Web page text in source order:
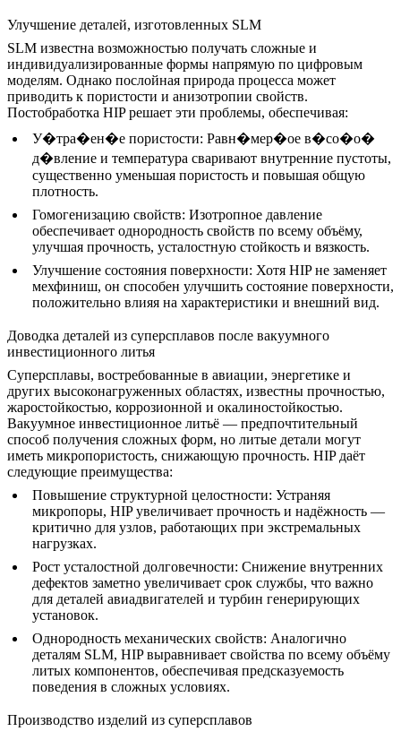
Улучшение деталей, изготовленных SLM
SLM известна возможностью получать сложные и
индивидуализированные формы напрямую по цифровым
моделям. Однако послойная природа процесса может
приводить к пористости и анизотропии свойств.
Постобработка HIP решает эти проблемы, обеспечивая:
У�тра�ен�е пористости: Равн�мер�ое в�со�о�
д�вление и температура сваривают внутренние пустоты,
существенно уменьшая пористость и повышая общую
плотность.
Гомогенизацию свойств: Изотропное давление
обеспечивает однородность свойств по всему объёму,
улучшая прочность, усталостную стойкость и вязкость.
Улучшение состояния поверхности: Хотя HIP не заменяет
мехфиниш, он способен улучшить состояние поверхности,
положительно влияя на характеристики и внешний вид.
Доводка деталей из суперсплавов после вакуумного
инвестиционного литья
Суперсплавы, востребованные в авиации, энергетике и
других высоконагруженных областях, известны прочностью,
жаростойкостью, коррозионной и окалиностойкостью.
Вакуумное инвестиционное литьё — предпочтительный
способ получения сложных форм, но литые детали могут
иметь микропористость, снижающую прочность. HIP даёт
следующие преимущества:
Повышение структурной целостности: Устраняя
микропоры, HIP увеличивает прочность и надёжность —
критично для узлов, работающих при экстремальных
нагрузках.
Рост усталостной долговечности: Снижение внутренних
дефектов заметно увеличивает срок службы, что важно
для деталей авиадвигателей и турбин генерирующих
установок.
Однородность механических свойств: Аналогично
деталям SLM, HIP выравнивает свойства по всему объёму
литых компонентов, обеспечивая предсказуемость
поведения в сложных условиях.
Производство изделий из суперсплавов